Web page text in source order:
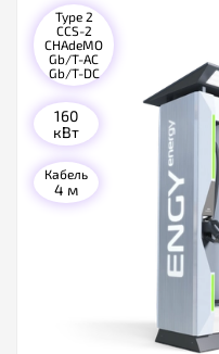
Type 2
CCS-2
CHAdeMO
Gb/T-AC
Gb/T-DC
160
кВт
Кабель
4 м